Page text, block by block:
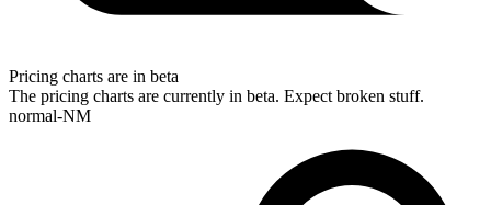
Pricing charts are in beta
The pricing charts are currently in beta. Expect broken stuff.
normal-NM